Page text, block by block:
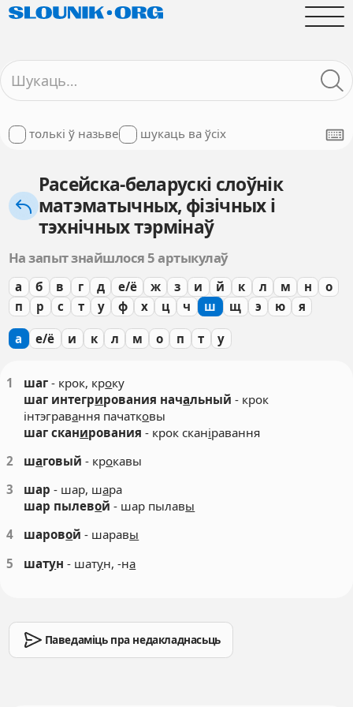
толькі ў назьве шукаць ва ўсіх
Расейска-беларускі слоўнік
матэматычных, фізічных і
тэхнічных тэрмінаў
На запыт знайшлося 5 артыкулаў
а б в г д е/ё ж з и й к л м н
о
п
р с т у ф х ц ч ш щ э ю я
а е/ё и к л м о п т у
1 шаг - крок, кроку
шаг интегрирования начальный - крок
інтэгравання пачатковы
шаг сканирования - крок сканіравання
2
шаговый - крокавы
3
шар - шар, шара
шар пылевой - шар пылавы
4
шаровой - шаравы
5
шатун - шатун, -на
Паведаміць пра недакладнасьць